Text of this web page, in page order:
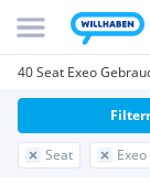
40 Seat Exeo
Seat Exeo